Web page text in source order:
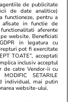
02 aug.
răniți după
trei
de publicitate
de date analitice)
functioneze, pentru a
afisate in functie de
aferente
website. Beneficiati
in legatura cu
pot fi exercitate
TOATE”, acceptati
inclusiv acceptul
de catre Vendor-ii cu
SETARILE
individual, mai putin
website-ului.